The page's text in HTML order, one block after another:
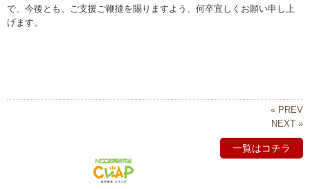
で、今後とも、ご支援ご鞭撻を賜りますよう、何卒宜しくお願い申し上
げます。
« PREV
NEXT »
一覧はコチラ